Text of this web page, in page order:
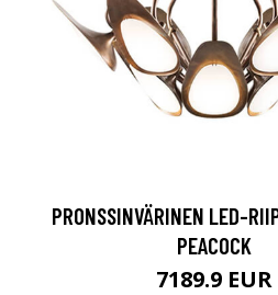
PRONSSINVÄRINEN LED-
PEACOCK
7189.9 EUR